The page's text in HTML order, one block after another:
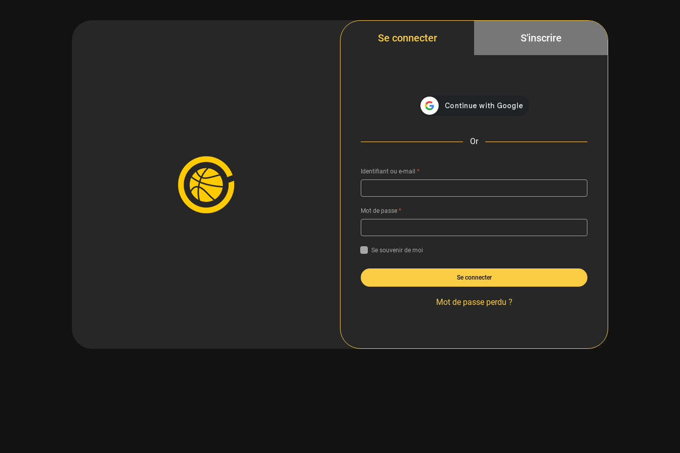
Se connecter S'inscrire
Or
Identifiant ou e-mail *
Mot de passe *
Se souvenir de moi
Se connecter
Mot de passe perdu ?